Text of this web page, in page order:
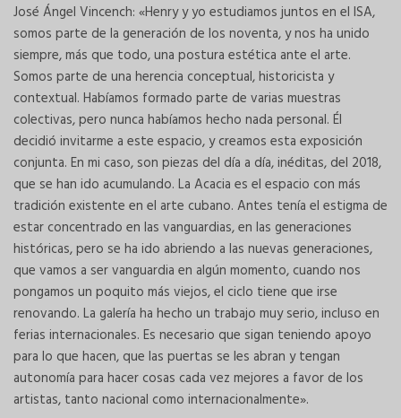
José Ángel Vincench: «Henry y yo estudiamos juntos en el ISA,
somos parte de la generación de los noventa, y nos ha unido
siempre, más que todo, una postura estética ante el arte.
Somos parte de una herencia conceptual, historicista y
contextual. Habíamos formado parte de varias muestras
colectivas, pero nunca habíamos hecho nada personal. Él
decidió invitarme a este espacio, y creamos esta exposición
conjunta. En mi caso, son piezas del día a día, inéditas, del 2018,
que se han ido acumulando. La Acacia es el espacio con más
tradición existente en el arte cubano. Antes tenía el estigma de
estar concentrado en las vanguardias, en las generaciones
históricas, pero se ha ido abriendo a las nuevas generaciones,
que vamos a ser vanguardia en algún momento, cuando nos
pongamos un poquito más viejos, el ciclo tiene que irse
renovando. La galería ha hecho un trabajo muy serio, incluso en
ferias internacionales. Es necesario que sigan teniendo apoyo
para lo que hacen, que las puertas se les abran y tengan
autonomía para hacer cosas cada vez mejores a favor de los
artistas, tanto nacional como internacionalmente».